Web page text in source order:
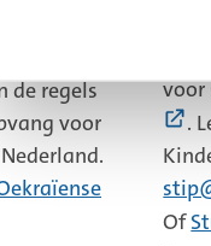
recht
de regels
voor
U
voor
.
Of